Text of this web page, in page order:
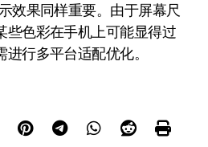
效果同样重要。由于屏幕尺
些色彩在手机上可能显得过
行多平台适配优化。